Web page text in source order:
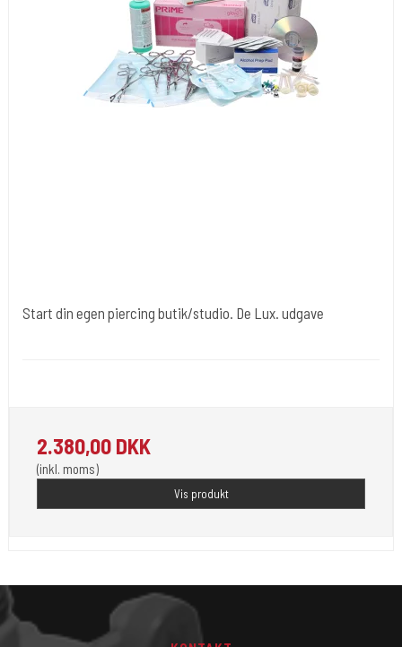
Start din egen piercing butik/studio. De Lux. udgave
2.380,00 DKK
(inkl. moms)
Vis produkt